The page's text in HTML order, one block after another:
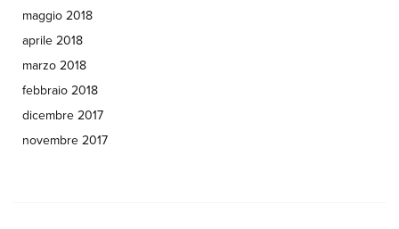
maggio 2018
aprile 2018
marzo 2018
febbraio 2018
dicembre 2017
novembre 2017